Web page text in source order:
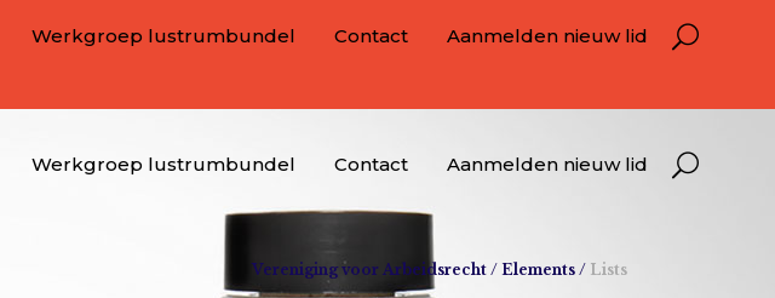
Werkgroep lustrumbundel Contact Aanmelden nieuw lid
Werkgroep lustrumbundel Contact Aanmelden nieuw lid
Vereniging voor Arbeidsrecht / Elements / Lists